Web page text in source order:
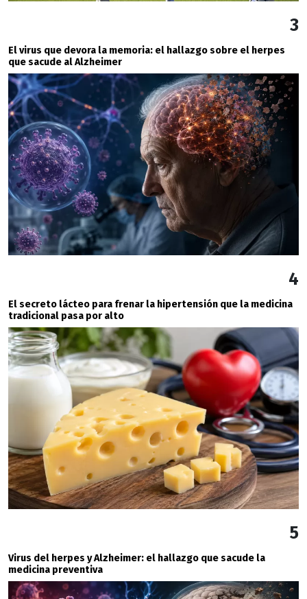
3
El virus que devora la memoria: el hallazgo sobre el herpes
que sacude al Alzheimer
4
El secreto lácteo para frenar la hipertensión que la medicina
tradicional pasa por alto
5
Virus del herpes y Alzheimer: el hallazgo que sacude la
medicina preventiva